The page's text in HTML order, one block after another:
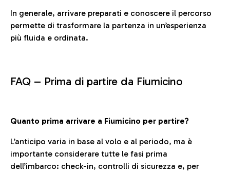
In generale, arrivare preparati e conoscere il percorso
permette di trasformare la partenza in un’esperienza
più fluida e ordinata.
FAQ – Prima di partire da Fiumicino
Quanto prima arrivare a Fiumicino per partire?
L’anticipo varia in base al volo e al periodo, ma è
importante considerare tutte le fasi prima
dell’imbarco: check-in, controlli di sicurezza e, per